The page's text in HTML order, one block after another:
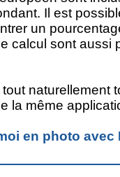
Il est
un
calcul sont aussi
naturellement
la même